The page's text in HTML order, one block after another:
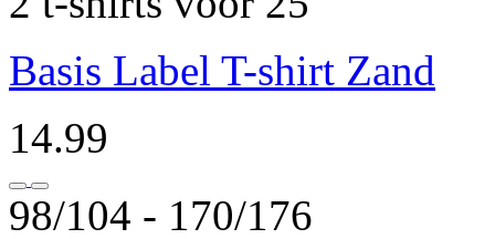
Basis Label T-shirt Zand
14.99
98/104 ‐ 170/176